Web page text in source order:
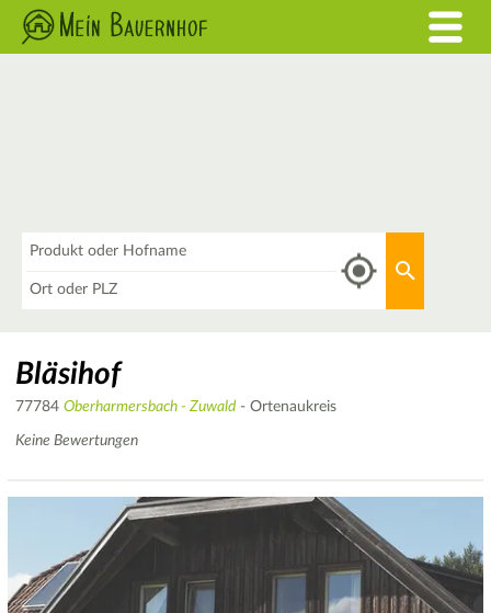
Bläsihof
77784 Oberharmersbach - Zuwald - Ortenaukreis
Keine Bewertungen